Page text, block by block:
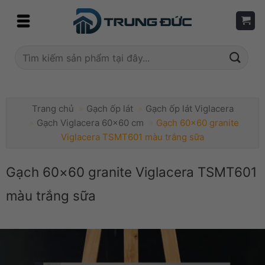
Tìm
Trang chủ » Gạch ốp lát » Gạch ốp lát Viglacera
» Gạch Viglacera 60x60 cm » Gạch 60×60 granite
Viglacera TSMT601 màu trắng sữa
Gạch 60×60 granite Viglacera TSMT601
màu trắng sữa